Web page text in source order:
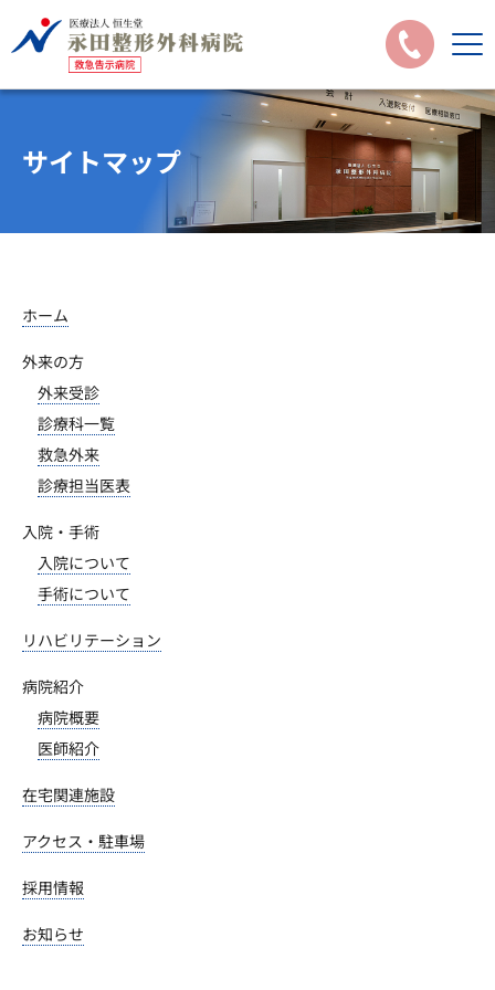
サイトマップ
ホーム
外来の方
外来受診
診療科一覧
救急外来
診療担当医表
入院・手術
入院について
手術について
リハビリテーション
病院紹介
病院概要
医師紹介
在宅関連施設
アクセス・駐車場
採用情報
お知らせ